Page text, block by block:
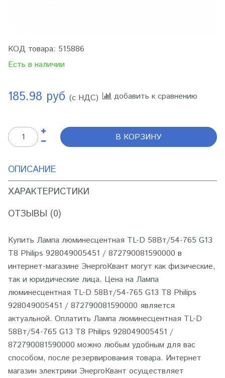
КОД товара: 515886
Есть в наличии
185.98 руб (с НДС) добавить к сравнению
В КОРЗИНУ
ОПИСАНИЕ
ХАРАКТЕРИСТИКИ
ОТЗЫВЫ (0)
Купить Лампа люминесцентная TL-D 58Вт/54-765 G13
T8 Philips 928049005451 / 872790081590000 в
интернет-магазине ЭнергоКвант могут как физические,
так и юридические лица. Цена на Лампа
люминесцентная TL-D 58Вт/54-765 G13 T8 Philips
928049005451 / 872790081590000 является
актуальной. Оплатить Лампа люминесцентная TL-D
58Вт/54-765 G13 T8 Philips 928049005451 /
872790081590000 можно любым удобным для вас
способом, после резервирования товара. Интернет
магазин электрики ЭнергоКвант осуществляет